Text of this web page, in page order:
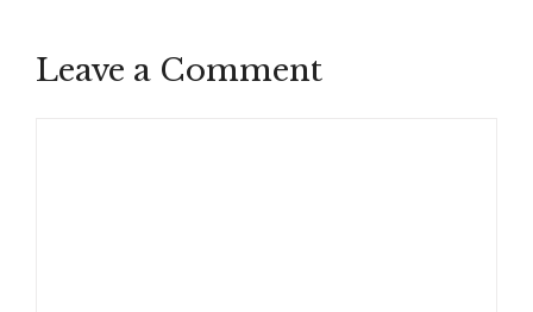
Leave a Comment